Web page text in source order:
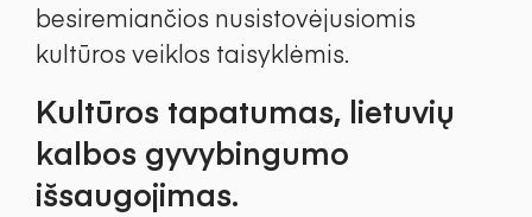
besiremiančios nusistovėjusiomis
kultūros veiklos taisyklėmis.
Kultūros tapatumas, lietuvių
kalbos gyvybingumo
išsaugojimas.